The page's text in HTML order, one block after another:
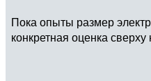
Пока опыты размер
конкретная оценка